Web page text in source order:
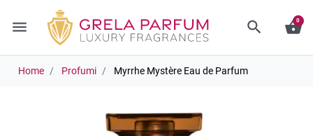
menu search shopping_basket
0
Home Profumi Myrrhe Mystère Eau de Parfum